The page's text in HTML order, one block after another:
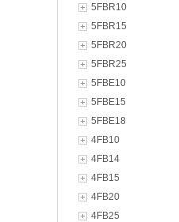
5FBR10
5FBR15
5FBR20
5FBR25
5FBE10
5FBE15
5FBE18
4FB10
4FB14
4FB15
4FB20
4FB25